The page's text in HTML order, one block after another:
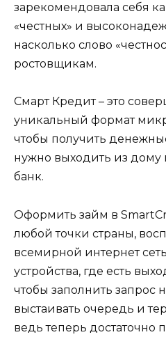
зарекомендовала себя
«честных» и
насколько слово
ростовщикам.
Смарт Кредит – это
уникальный формат
чтобы получить
нужно выходить из дому
банк.
Оформить займ в
любой точки страны,
всемирной интернет
устройства, где есть
чтобы заполнить запрос
выстаивать очередь и
ведь теперь достаточно